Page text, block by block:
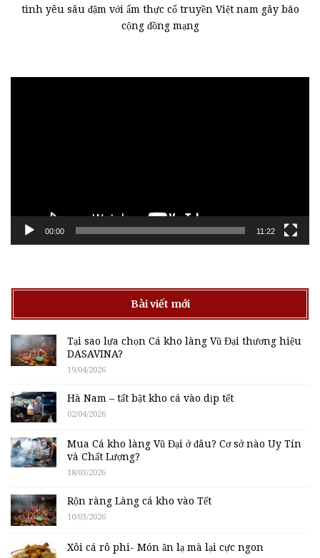
tình yêu sâu đậm với ẩm thực cổ truyền Việt nam gây bão
cộng đồng mạng
00:00 11:22
Bài viết mới
Tại sao lựa chọn Cá kho làng Vũ Đại thương hiệu
DASAVINA?
19/04/2026
Hà Nam – tất bật kho cá vào dịp tết
02/04/2026
Mua Cá kho làng Vũ Đại ở đâu? Cơ sở nào Uy Tín
và Chất Lượng?
18/03/2026
Rộn ràng Làng cá kho vào Tết
10/03/2026
Xôi cá rô phi- Món ăn lạ mà lại cực ngon